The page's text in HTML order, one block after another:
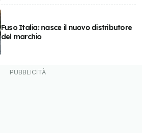
Fuso Italia: nasce il nuovo distributore
del marchio